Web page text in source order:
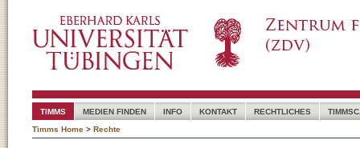
TIMMS MEDIEN FINDEN INFO KONTAKT RECHTLICHES
Timms Home > Rechte